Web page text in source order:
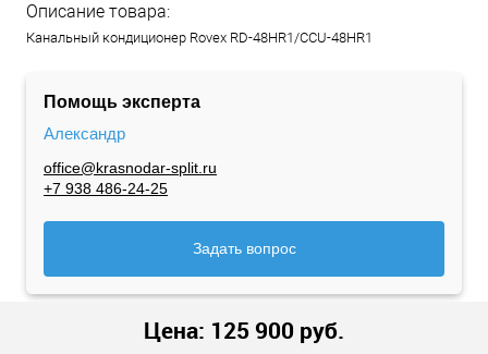
Описание товара:
Канальный кондиционер Rovex RD-48HR1/CCU-48HR1
Помощь эксперта
Александр
office@krasnodar-split.ru
+7 938 486-24-25
Задать вопрос
Цена: 125 900 руб.